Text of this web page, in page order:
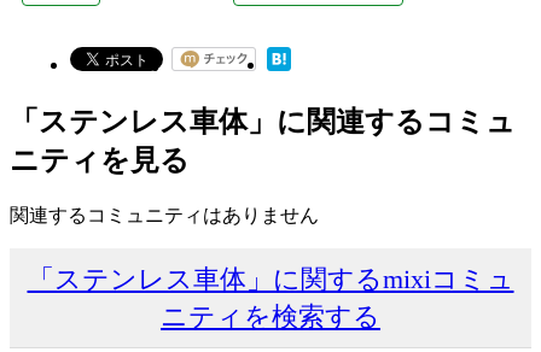
「ステンレス車体」に関連するコミュ
ニティを見る
関連するコミュニティはありません
「ステンレス車体」に関するmixiコミュ
ニティを検索する